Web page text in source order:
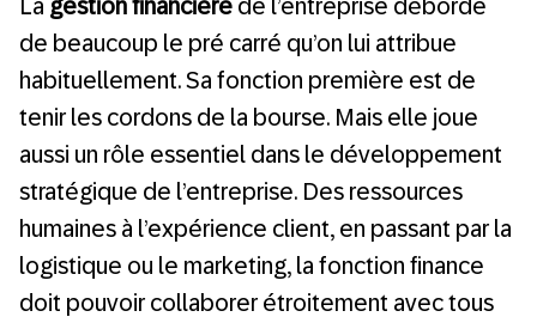
La gestion financière de l’entreprise déborde
de beaucoup le pré carré qu’on lui attribue
habituellement. Sa fonction première est de
tenir les cordons de la bourse. Mais elle joue
aussi un rôle essentiel dans le développement
stratégique de l’entreprise. Des ressources
humaines à l’expérience client, en passant par la
logistique ou le marketing, la fonction finance
doit pouvoir collaborer étroitement avec tous